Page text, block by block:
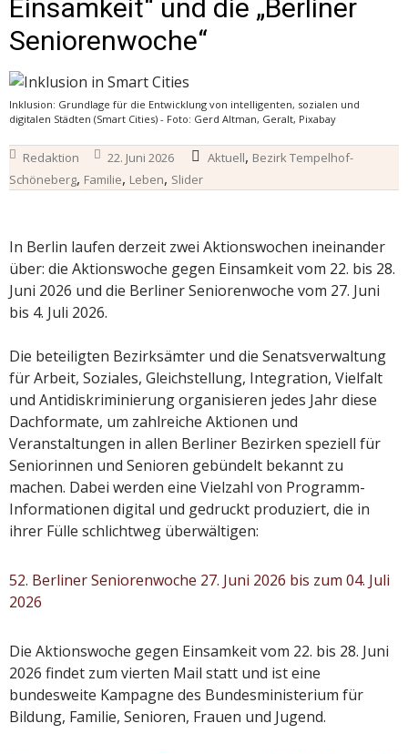
Einsamkeit“ und die „Berliner
Seniorenwoche“
Inklusion: Grundlage für die Entwicklung von intelligenten, sozialen und
digitalen Städten (Smart Cities) - Foto: Gerd Altman, Geralt, Pixabay
Redaktion 22. Juni 2026 Aktuell, Bezirk Tempelhof-
Schöneberg, Familie, Leben, Slider
In Berlin laufen derzeit zwei Aktionswochen ineinander
über: die Aktionswoche gegen Einsamkeit vom 22. bis 28.
Juni 2026 und die Berliner Seniorenwoche vom 27. Juni
bis 4. Juli 2026.
Die beteiligten Bezirksämter und die Senatsverwaltung
für Arbeit, Soziales, Gleichstellung, Integration, Vielfalt
und Antidiskriminierung organisieren jedes Jahr diese
Dachformate, um zahlreiche Aktionen und
Veranstaltungen in allen Berliner Bezirken speziell für
Seniorinnen und Senioren gebündelt bekannt zu
machen. Dabei werden eine Vielzahl von Programm-
Informationen digital und gedruckt produziert, die in
ihrer Fülle schlichtweg überwältigen:
52. Berliner Seniorenwoche 27. Juni 2026 bis zum 04. Juli
2026
Die Aktionswoche gegen Einsamkeit vom 22. bis 28. Juni
2026 findet zum vierten Mail statt und ist eine
bundesweite Kampagne des Bundesministerium für
Bildung, Familie, Senioren, Frauen und Jugend.